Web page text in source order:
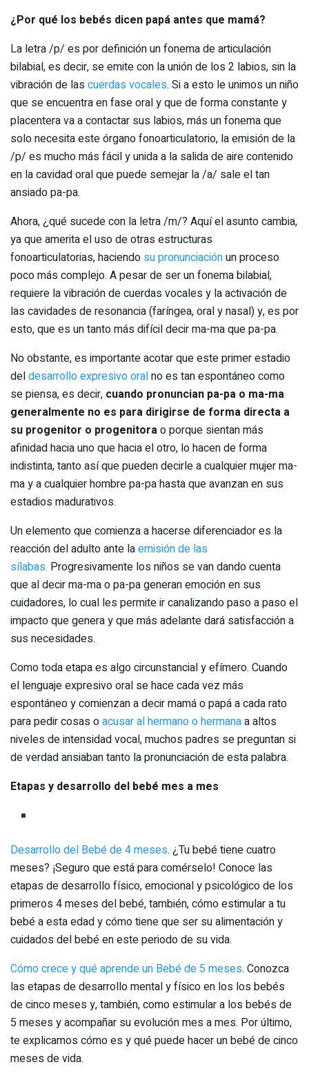
¿Por qué los bebés dicen papá antes que mamá?
La letra /p/ es por definición un fonema de articulación
bilabial, es decir, se emite con la unión de los 2 labios, sin la
vibración de lascuerdas vocales. Si a esto le unimos un niño
que se encuentra en fase oral y que de forma constante y
placentera va a contactar sus labios, más un fonema que
solo necesita este órgano fonoarticulatorio, la emisión de la
/p/ es mucho más fácil y unida a la salida de aire contenido
en la cavidad oral que puede semejar la /a/ sale el tan
ansiado pa-pa.
Ahora, ¿qué sucede con la letra /m/? Aquí el asunto cambia,
ya que amerita el uso de otras estructuras
fonoarticulatorias, haciendo su pronunciaciónun proceso
poco más complejo. A pesar de ser un fonema bilabial,
requiere la vibración de cuerdas vocales y la activación de
las cavidades de resonancia (faríngea, oral y nasal) y, es por
esto, que es un tanto más difícil decir ma-ma que pa-pa.
No obstante, es importante acotar que este primer estadio
deldesarrollo expresivo oralno es tan espontáneo como
se piensa, es decir, cuando pronuncian pa-pa o ma-ma
generalmente no es para dirigirse de forma directa a
su progenitor o progenitorao porque sientan más
afinidad hacia uno que hacia el otro, lo hacen de forma
indistinta, tanto así que pueden decirle a cualquier mujer ma-
ma y a cualquier hombre pa-pa hasta que avanzan en sus
estadios madurativos.
Un elemento que comienza a hacerse diferenciador es la
reacción del adulto ante laemisión de las
sílabas. Progresivamente los niños se van dando cuenta
que al decir ma-ma o pa-pa generan emoción en sus
cuidadores, lo cual les permite ir canalizando paso a paso el
impacto que genera y que más adelante dará satisfacción a
sus necesidades.
Como toda etapa es algo circunstancial y efímero. Cuando
el lenguaje expresivo oral se hace cada vez más
espontáneo y comienzan a decir mamá o papá a cada rato
para pedir cosas oacusar al hermano o hermanaa altos
niveles de intensidad vocal, muchos padres se preguntan si
de verdad ansiaban tanto la pronunciación de esta palabra.
Etapas y desarrollo del bebé mes a mes
Desarrollo del Bebé de 4 meses. ¿Tu bebé tiene cuatro
meses? ¡Seguro que está para comérselo! Conoce las
etapas de desarrollo físico, emocional y psicológico de los
primeros 4 meses del bebé, también, cómo estimular a tu
bebé a esta edad y cómo tiene que ser su alimentación y
cuidados del bebé en este periodo de su vida.
Cómo crece y qué aprende un Bebé de 5 meses. Conozca
las etapas de desarrollo mental y físico en los los bebés
de cinco meses y, también, como estimular a los bebés de
5 meses y acompañar su evolución mes a mes. Por último,
te explicamos cómo es y qué puede hacer un bebé de cinco
meses de vida.